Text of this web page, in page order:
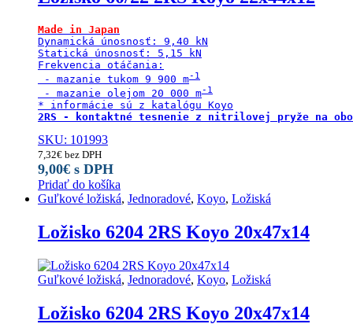
Made in Japan
Dynamická únosnosť: 9,40 kN
Statická únosnosť: 5,15 kN
Frekvencia otáčania:
- mazanie tukom 9 900 m
- mazanie olejom 20 000 m
SKU: 101993
7,32€ bez DPH
9,00€ s DPH
Pridať do košíka
Guľkové ložiská, Jednoradové, Koyo, Ložiská
Ložisko 6204 2RS Koyo 20x47x14
Guľkové ložiská, Jednoradové, Koyo, Ložiská
Ložisko 6204 2RS Koyo 20x47x14